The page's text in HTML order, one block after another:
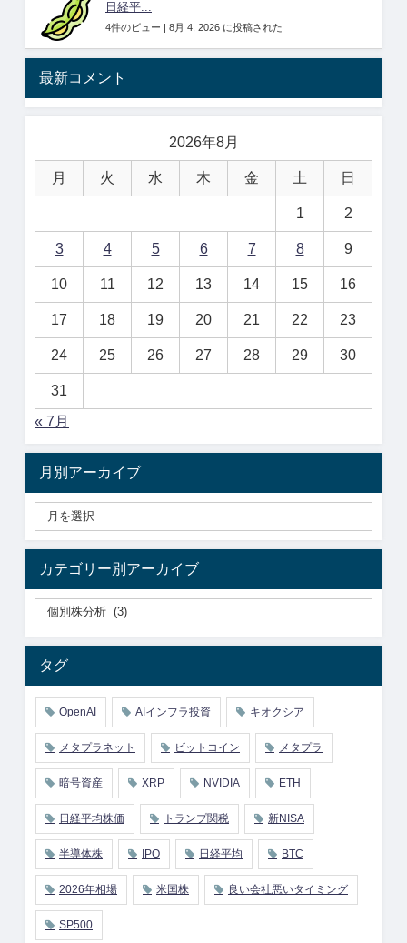
日経平...
4件のビュー | 8月 4, 2026 に投稿された
最新コメント
2026年8月
月 火 水 木 金 土 日
1 2
3 4 5 6 7 8 9
10 11 12 13 14 15 16
17 18 19 20 21 22 23
24 25 26 27 28 29 30
31
« 7月
月別アーカイブ
カテゴリー別アーカイブ
タグ
OpenAI AIインフラ投資 キオクシア
メタプラネット ビットコイン メタプラ
暗号資産 XRP NVIDIA ETH
日経平均株価 トランプ関税 新NISA
半導体株 IPO 日経平均 BTC
2026年相場 米国株 良い会社悪いタイミング
SP500